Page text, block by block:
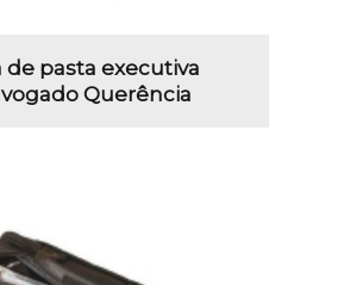
de pasta executiva
Querência